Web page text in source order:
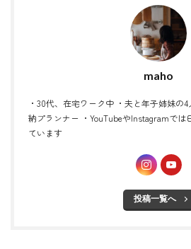
maho
・30代、在宅ワーク中 ・夫と年子姉妹の
納プランナー ・YouTubeやInstagramでは
ています
投稿一覧へ